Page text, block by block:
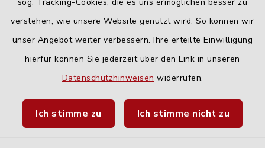
verstehen, wie unsere Website genutzt wird. So können wir
unser Angebot weiter verbessern. Ihre erteilte Einwilligung
hierfür können Sie jederzeit über den Link in unseren
Datenschutzhinweisen widerrufen.
Ich stimme zu Ich stimme nicht zu
geschlossen
Quicklinks
Fahrplanauskunft DING